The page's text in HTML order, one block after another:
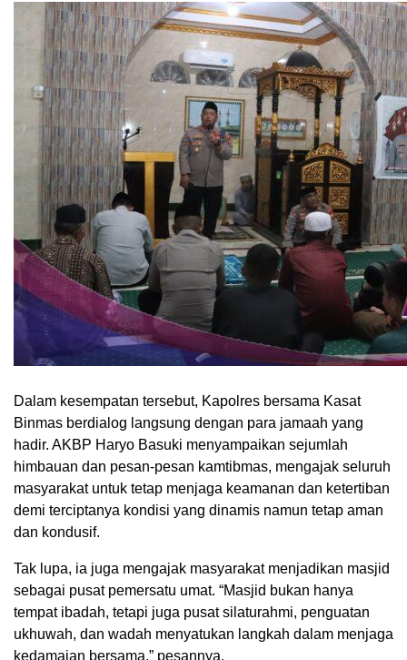
Dalam kesempatan tersebut, Kapolres bersama Kasat
Binmas berdialog langsung dengan para jamaah yang
hadir. AKBP Haryo Basuki menyampaikan sejumlah
himbauan dan pesan-pesan kamtibmas, mengajak seluruh
masyarakat untuk tetap menjaga keamanan dan ketertiban
demi terciptanya kondisi yang dinamis namun tetap aman
dan kondusif.
Tak lupa, ia juga mengajak masyarakat menjadikan masjid
sebagai pusat pemersatu umat. “Masjid bukan hanya
tempat ibadah, tetapi juga pusat silaturahmi, penguatan
ukhuwah, dan wadah menyatukan langkah dalam menjaga
kedamaian bersama,” pesannya.